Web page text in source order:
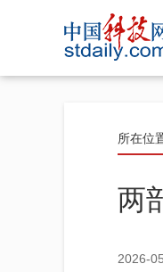
所在位
两
2026-